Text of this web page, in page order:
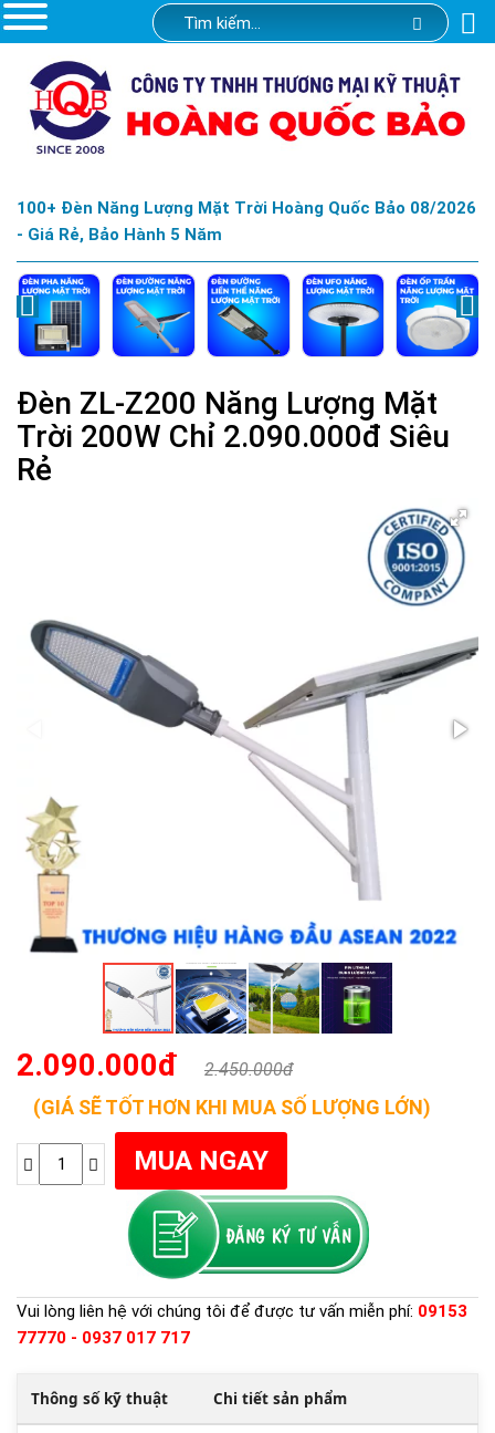
100+ Đèn Năng Lượng Mặt Trời Hoàng Quốc Bảo 08/2026
- Giá Rẻ, Bảo Hành 5 Năm
Đèn ZL-Z200 Năng Lượng Mặt
Trời 200W Chỉ 2.090.000đ Siêu
Rẻ
2.090.000đ 2.450.000đ
(GIÁ SẼ TỐT HƠN KHI MUA SỐ LƯỢNG LỚN)
Vui lòng liên hệ với chúng tôi để được tư vấn miễn phí: 09153
77770 - 0937 017 717
Thông số kỹ thuật Chi tiết sản phẩm